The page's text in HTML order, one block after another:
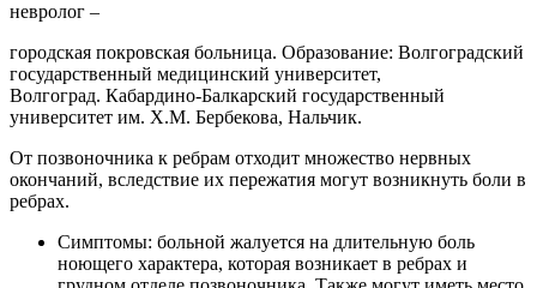
невролог –
городская покровская больница. Образование: Волгоградский
государственный медицинский университет,
Волгоград. Кабардино-Балкарский государственный
университет им. Х.М. Бербекова, Нальчик.
От позвоночника к ребрам отходит множество нервных
окончаний, вследствие их пережатия могут возникнуть боли в
ребрах.
Симптомы: больной жалуется на длительную боль
ноющего характера, которая возникает в ребрах и